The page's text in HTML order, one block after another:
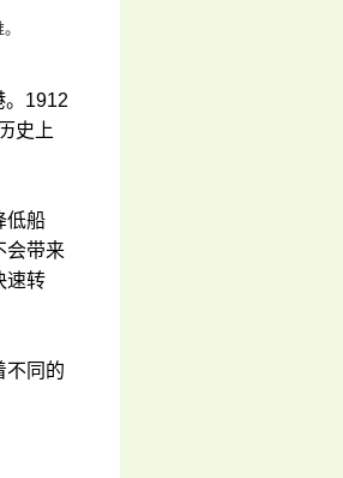
。1912
史上
低船
会带来
速转
不同的